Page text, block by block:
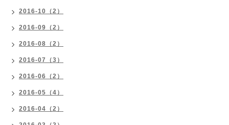
2016-10（2）
2016-09（2）
2016-08（2）
2016-07（3）
2016-06（2）
2016-05（4）
2016-04（2）